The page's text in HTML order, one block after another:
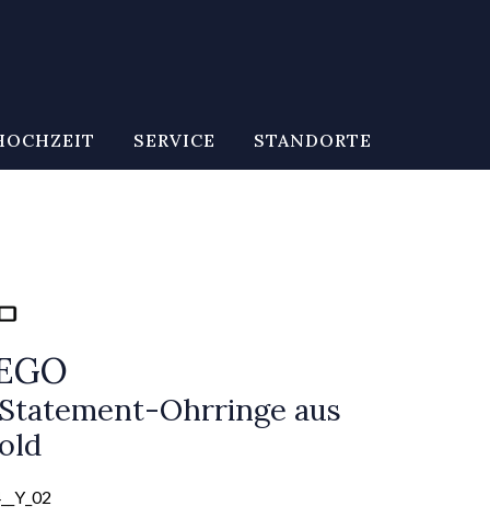
SERVICE STANDORTE
Ohrringe aus